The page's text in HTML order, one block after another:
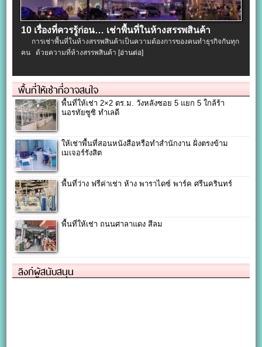
10 เรื่องที่ควรรู้ก่อน… เช่าพื้นที่ในห้างสรรพสินค้า
การเช่าพื้นที่ในห้างสรรพสินค้าเป็นความต้องการของคนทำธุรกิจกันทุก
คน ด้วยความที่ห้างสรรพสินค้า[อ่านต่อ]
พื้นที่ให้เช่าที่อาจสนใจ
พื้นที่ให้เช่า 2×2 ตร.ม. วังหลังซอย 5 แยก 5 ใกล้ร้า
นอรทัยซูซิ ทำเลดี
ให้เช่าพื้นที่สอนหนังสือหรือทำสำนักงาน ฝั่งตรงข้าม
เมเจอร์รังสิต
พื้นที่ว่าง ฟรีค่าเช่า ห้าง พาราไดซ์ พาร์ค ศรีนครินทร์
พื้นที่ให้เช่า ถนนศาลาแดง สีลม
ลิงก์ผู้สนับสนุน